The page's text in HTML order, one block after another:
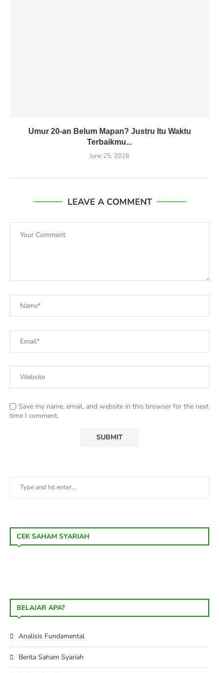
Umur 20-an Belum Mapan? Justru Itu Waktu
Terbaikmu...
June 25, 2026
LEAVE A COMMENT
Save my name, email, and website in this browser for the next
time I comment.
CEK SAHAM SYARIAH
BELAJAR APA?
Analisis Fundamental
Berita Saham Syariah